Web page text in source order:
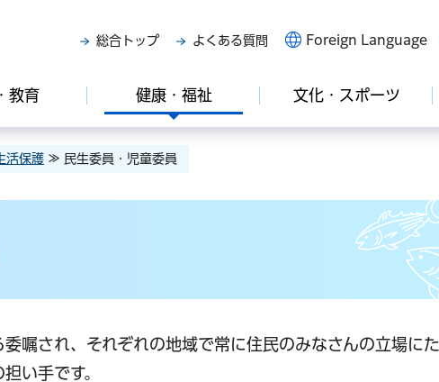
総合トップ よくある質問 Foreign Language
教育 健康・福祉 文化・スポーツ
活保護 ≫ 民生委員・児童委員
嘱され、それぞれの地域で常に住民のみなさんの立場に
い手です。